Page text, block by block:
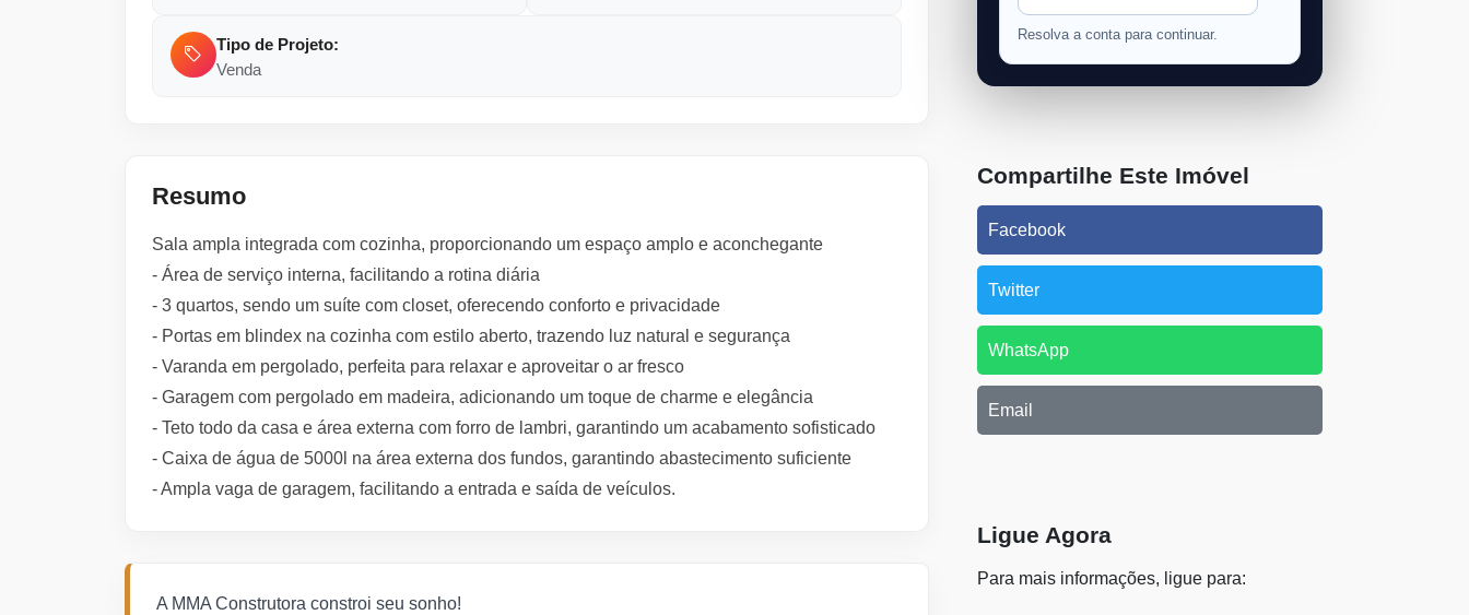
Tipo de Projeto:
Venda
Resumo
Sala ampla integrada com cozinha, proporcionando um espaço amplo e aconchegante
- Área de serviço interna, facilitando a rotina diária
- 3 quartos, sendo um suíte com closet, oferecendo conforto e privacidade
- Portas em blindex na cozinha com estilo aberto, trazendo luz natural e segurança
- Varanda em pergolado, perfeita para relaxar e aproveitar o ar fresco
- Garagem com pergolado em madeira, adicionando um toque de charme e elegância
- Teto todo da casa e área externa com forro de lambri, garantindo um acabamento sofisticado
- Caixa de água de 5000l na área externa dos fundos, garantindo abastecimento suficiente
- Ampla vaga de garagem, facilitando a entrada e saída de veículos.
A MMA Construtora constroi seu sonho!
Resolva a conta para continuar.
Compartilhe Este Imóvel
Facebook
Twitter
WhatsApp
Email
Ligue Agora
Para mais informações, ligue para: